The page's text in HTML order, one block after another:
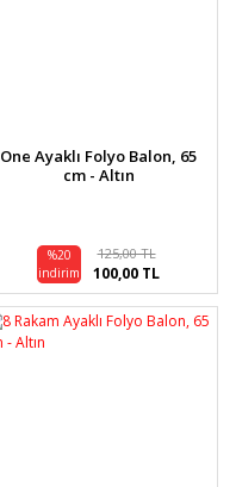
One Ayaklı Folyo Balon, 65
cm - Altın
%20
indirim
125,00 TL
100,00 TL